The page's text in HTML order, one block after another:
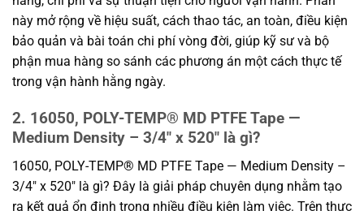
này mở rộng về hiệu suất, cách thao tác, an toàn, điều kiện
bảo quản và bài toán chi phí vòng đời, giúp kỹ sư và bộ
phận mua hàng so sánh các phương án một cách thực tế
trong vận hành hằng ngày.
2. 16050, POLY-TEMP® MD PTFE Tape —
Medium Density – 3/4″ x 520″ là gì?
16050, POLY-TEMP® MD PTFE Tape — Medium Density –
3/4″ x 520″ là gì? Đây là giải pháp chuyên dụng nhằm tạo
ra kết quả ổn định trong nhiều điều kiện làm việc. Trên thực